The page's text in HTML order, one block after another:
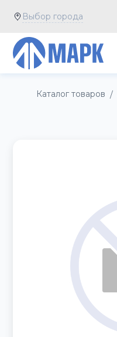
Выбор города
Каталог товаров /